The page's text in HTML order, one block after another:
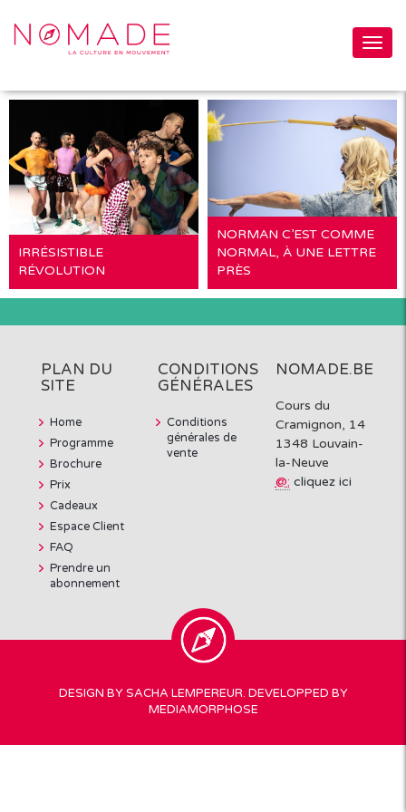
IRRÉSISTIBLE
RÉVOLUTION
NORMAN C’EST COMME
NORMAL, À UNE LETTRE
PRÈS
PLAN DU
SITE
Home
Programme
Brochure
Prix
Cadeaux
Espace Client
FAQ
Prendre un
abonnement
CONDITIONS
GÉNÉRALES
Conditions
générales de
vente
NOMADE.BE
Cours du
Cramignon, 14
1348 Louvain-
la-Neuve
@: cliquez ici
DESIGN BYSACHA LEMPEREUR. DEVELOPPED BY
MEDIAMORPHOSE